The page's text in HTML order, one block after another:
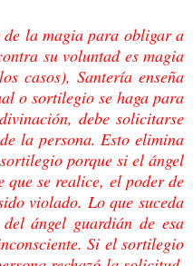
de la magia para obligar a
su voluntad es magia
casos), Santería enseña
o sortilegio se haga para
debe solicitarse
la persona. Esto elimina
porque si el ángel
quese realice, el poder de
violado. Lo que suceda
ángel guardián de esa
Si el sortilegio